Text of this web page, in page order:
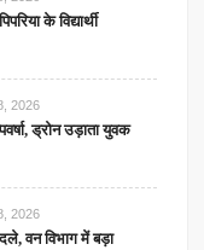
के विद्यार्थी
2026
ड्रोन उड़ाता युवक
2026
वन विभाग में बड़ा